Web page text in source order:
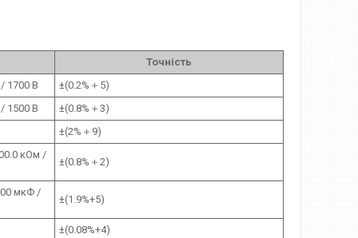
Точність
1700 В
±(0.2%＋5)
1500 В
±(0.8%＋3)
±(2%＋9)
кОм /
±(0.8%＋2)
мкФ /
±(1.9%+5)
±(0.08%+4)